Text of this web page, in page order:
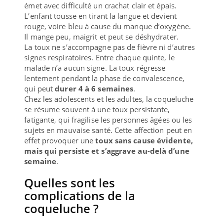
émet avec difficulté un crachat clair et épais.
L’enfant tousse en tirant la langue et devient
rouge, voire bleu à cause du manque d’oxygène.
Il mange peu, maigrit et peut se déshydrater.
La toux ne s’accompagne pas de fièvre ni d’autres
signes respiratoires. Entre chaque quinte, le
malade n’a aucun signe. La toux régresse
lentement pendant la phase de convalescence,
qui peutdurer 4 à 6 semaines.
Chez les adolescents et les adultes, la coqueluche
se résume souvent à une toux persistante,
fatigante, qui fragilise les personnes âgées ou les
sujets en mauvaise santé. Cette affection peut en
effet provoquer unetoux sans cause évidente,
mais qui persiste et s’aggrave au-delà d’une
semaine.
Quelles sont les
complications de la
coqueluche ?